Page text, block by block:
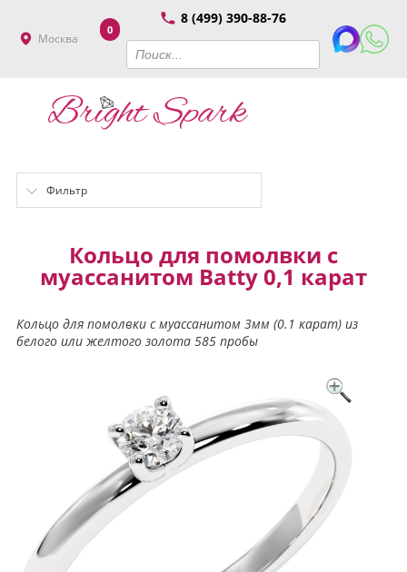
Москва
8 (499) 390-88-76
0
Фильтр
Кольцо для помолвки с
муассанитом Batty 0,1 карат
Кольцо для помолвки с муассанитом 3мм (0.1 карат) из
белого или желтого золота 585 пробы